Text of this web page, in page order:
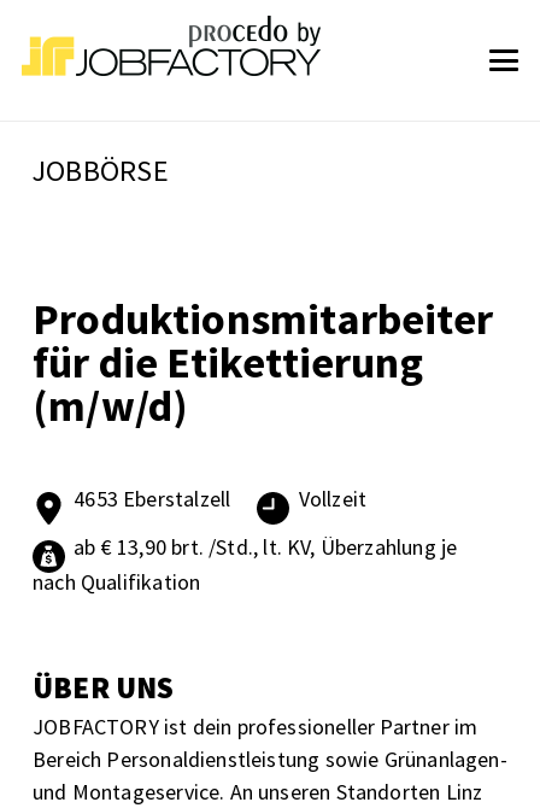
JOBBÖRSE
Produktionsmitarbeiter
für die Etikettierung
(m/w/d)
4653 Eberstalzell
Vollzeit
ab € 13,90 brt. /Std., lt. KV, Überzahlung je
nach Qualifikation
ÜBER UNS
JOBFACTORY ist dein professioneller Partner im
Bereich Personaldienstleistung sowie Grünanlagen-
und Montageservice. An unseren Standorten Linz